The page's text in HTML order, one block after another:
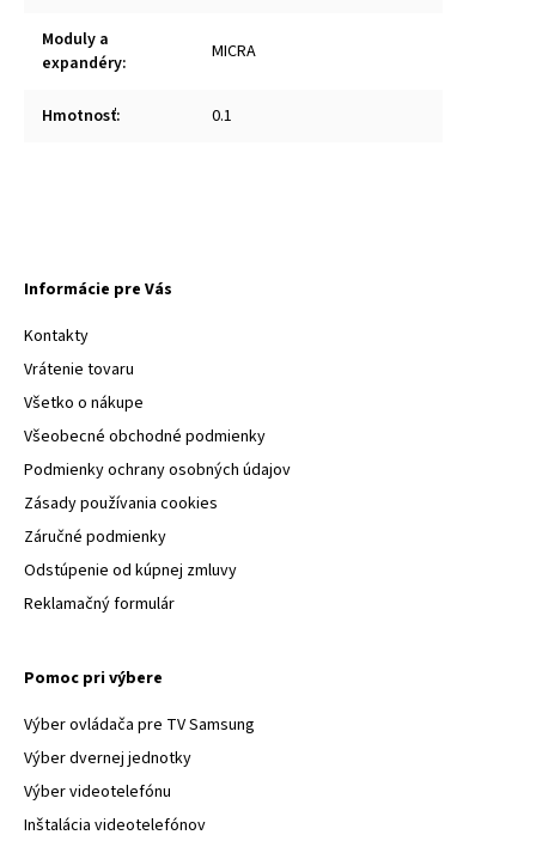
Moduly a
expandéry: MICRA
Hmotnosť: 0.1
Informácie pre Vás
Kontakty
Vrátenie tovaru
Všetko o nákupe
Všeobecné obchodné podmienky
Podmienky ochrany osobných údajov
Zásady používania cookies
Záručné podmienky
Odstúpenie od kúpnej zmluvy
Reklamačný formulár
Pomoc pri výbere
Výber ovládača pre TV Samsung
Výber dvernej jednotky
Výber videotelefónu
Inštalácia videotelefónov